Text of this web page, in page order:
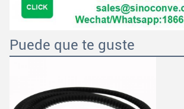
Puede que te guste